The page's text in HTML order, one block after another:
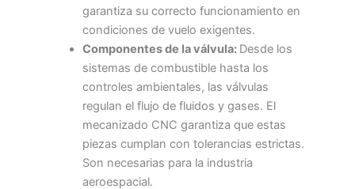
garantiza su correcto funcionamiento en
condiciones de vuelo exigentes.
Componentes de la válvula: Desde los
sistemas de combustible hasta los
controles ambientales, las válvulas
regulan el flujo de fluidos y gases. El
mecanizado CNC garantiza que estas
piezas cumplan con tolerancias estrictas.
Son necesarias para la industria
aeroespacial.